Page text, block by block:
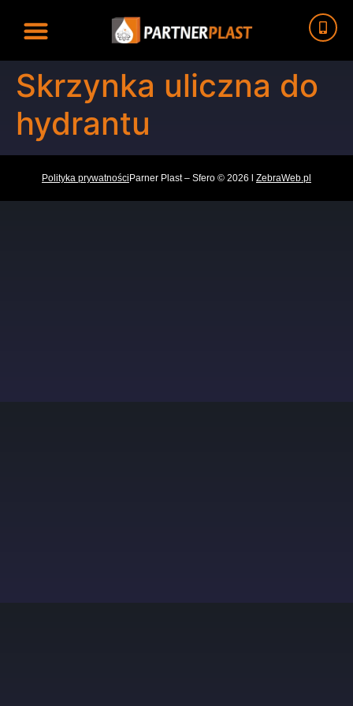
Skrzynka uliczna do
hydrantu
Polityka prywatności Parner Plast – Sfero © 2026 l ZebraWeb.pl